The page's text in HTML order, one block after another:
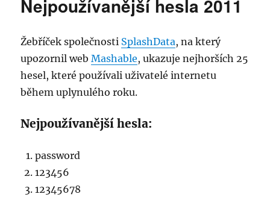
Acer
reset
BIOS
clear
CMOS
Nejpoužívanější hesla 2011
Žebříček společnosti SplashData, na který
upozornil webMashable, ukazuje nejhorších 25
hesel, které používali uživatelé internetu
během uplynulého roku.
Nejpoužívanější hesla:
password
123456
12345678